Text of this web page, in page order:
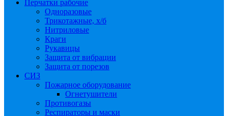
Перчатки рабочие
Одноразовые
Трикотажные, х/б
Нитриловые
Краги
Рукавицы
Защита от вибрации
Защита от порезов
СИЗ
Пожарное оборудование
Огнетушители
Противогазы
Респираторы и маски